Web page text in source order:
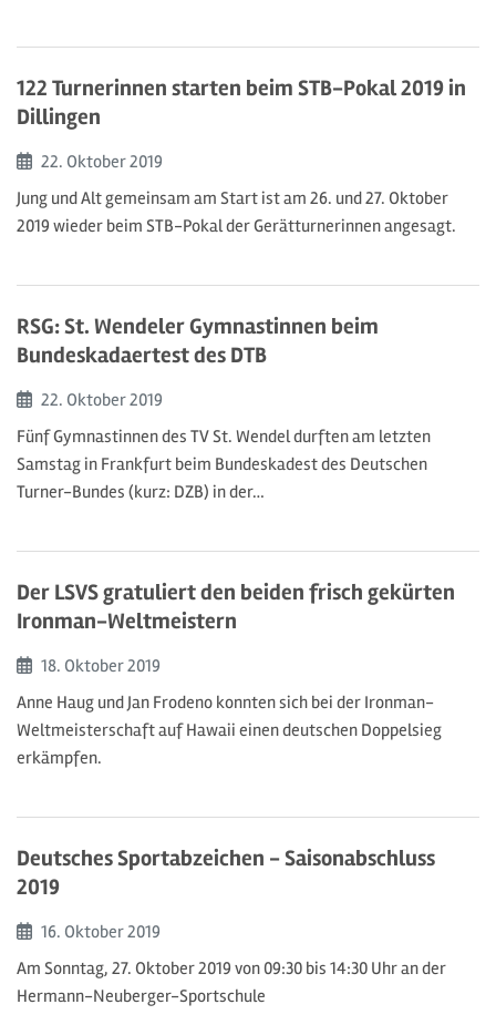
122 Turnerinnen starten beim STB-Pokal 2019 in
Dillingen
Beginn:
22. Oktober2019
Jung und Alt gemeinsam am Start ist am 26. und 27. Oktober
2019 wieder beim STB-Pokal der Gerätturnerinnen angesagt.
RSG: St. Wendeler Gymnastinnen beim
Bundeskadaertest des DTB
Beginn:
22. Oktober2019
Fünf Gymnastinnen des TV St. Wendel durften am letzten
Samstag in Frankfurt beim Bundeskadest des Deutschen
Turner-Bundes (kurz: DZB) in der…
Der LSVS gratuliert den beiden frisch gekürten
Ironman-Weltmeistern
Beginn:
18. Oktober2019
Anne Haug und Jan Frodeno konnten sich bei der Ironman-
Weltmeisterschaft auf Hawaii einen deutschen Doppelsieg
erkämpfen.
Deutsches Sportabzeichen - Saisonabschluss
2019
Beginn:
16. Oktober2019
Am Sonntag, 27. Oktober 2019 von 09:30 bis 14:30 Uhr an der
Hermann-Neuberger-Sportschule